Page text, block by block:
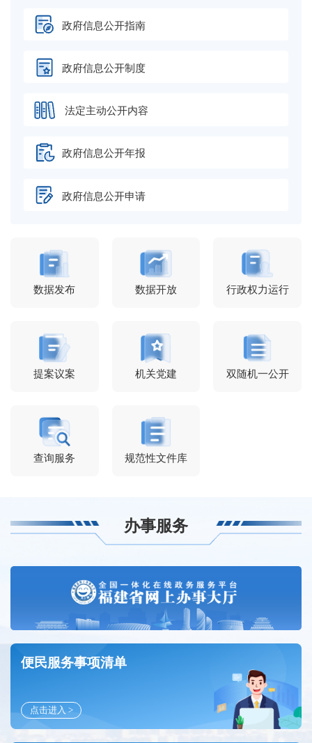
政府信息公开指南
政府信息公开制度
法定主动公开内容
政府信息公开年报
政府信息公开申请
数据发布 数据开放 行政权力运行
提案议案 机关党建 双随机一公开
查询服务 规范性文件库
办事服务
便民服务事项清单
点击进入 >